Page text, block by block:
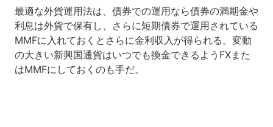
最適な外貨運用法は、債券での運用なら債券の満期金や
利息は外貨で保有し、さらに短期債券で運用されている
MMFに入れておくとさらに金利収入が得られる。変動
の大きい新興国通貨はいつでも換金できるようFXまた
はMMFにしておくのも手だ。